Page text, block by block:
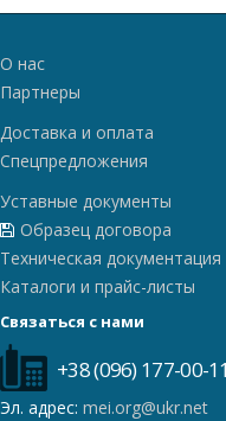
О нас
Партнеры
Доставка и оплата
Спецпредложения
Уставные документы
Образец договора
Техническая документация
Каталоги и прайс-листы
Связаться с нами
+38 (096) 177-00-11
Эл. адрес: mei.org@ukr.net